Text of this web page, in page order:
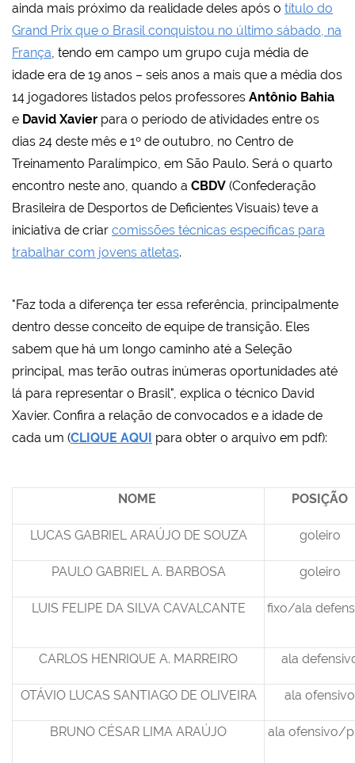
ainda mais próximo da realidade deles após o título do
Grand Prix que o Brasil conquistou no último sábado, na
França, tendo em campo um grupo cuja média de
idade era de 19 anos – seis anos a mais que a média dos
14 jogadores listados pelos professores Antônio Bahia
e David Xavier para o período de atividades entre os
dias 24 deste mês e 1º de outubro, no Centro de
Treinamento Paralímpico, em São Paulo. Será o quarto
encontro neste ano, quando a CBDV (Confederação
Brasileira de Desportos de Deficientes Visuais) teve a
iniciativa de criar comissões técnicas específicas para
trabalhar com jovens atletas.
"Faz toda a diferença ter essa referência, principalmente
dentro desse conceito de equipe de transição. Eles
sabem que há um longo caminho até a Seleção
principal, mas terão outras inúmeras oportunidades até
lá para representar o Brasil", explica o técnico David
Xavier. Confira a relação de convocados e a idade de
cada um (CLIQUE AQUI para obter o arquivo em pdf):
NOME POSIÇÃO
LUCAS GABRIEL ARAÚJO DE SOUZA goleiro
PAULO GABRIEL A. BARBOSA goleiro
LUIS FELIPE DA SILVA CAVALCANTE fixo/ala
CARLOS HENRIQUE A. MARREIRO ala
OTÁVIO LUCAS SANTIAGO DE OLIVEIRA ala ofensivo
BRUNO CÉSAR LIMA ARAÚJO ala ofensivo/